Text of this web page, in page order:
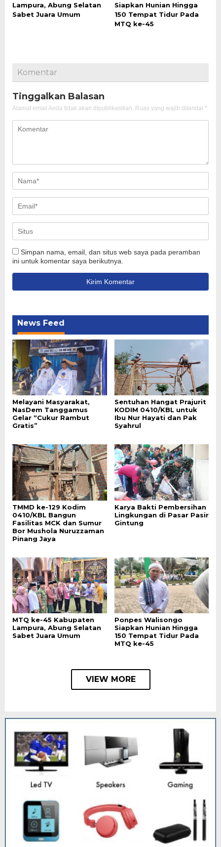
Lampura, Abung Selatan
Sabet Juara Umum
Siapkan Hunian Hingga
150 Tempat Tidur Pada
MTQ ke-45
Komentar
Tinggalkan Balasan
Alamat email Anda tidak akan dipublikasikan. Ruas yang wajib ditandai *
Simpan nama, email, dan situs web saya pada peramban
ini untuk komentar saya berikutnya.
News Feed
Melayani Masyarakat,
NasDem Tanggamus
Gelar “Cukur Rambut
Gratis”
Sentuhan Hangat Prajurit
KODIM 0410/KBL untuk
Ibu Nur Hayati dan Pak
Syahrul
TMMD ke-129 Kodim
0410/KBL Bangun
Fasilitas MCK dan Sumur
Bor Mushola Nuruzzaman
Pinang Jaya
Karya Bakti Pembersihan
Lingkungan di Pasar Pasir
Gintung
MTQ ke-45 Kabupaten
Lampura, Abung Selatan
Sabet Juara Umum
Ponpes Walisongo
Siapkan Hunian Hingga
150 Tempat Tidur Pada
MTQ ke-45
VIEW MORE